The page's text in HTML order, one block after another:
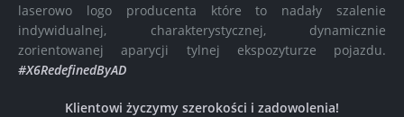
laserowo logo producenta które to nadały szalenie
indywidualnej, charakterystycznej, dynamicznie
zorientowanej aparycji tylnej ekspozyturze pojazdu.
#X6RedefinedByAD
Klientowi życzymy szerokości i zadowolenia!